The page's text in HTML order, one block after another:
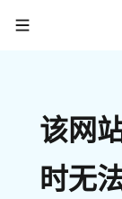
该网
时无